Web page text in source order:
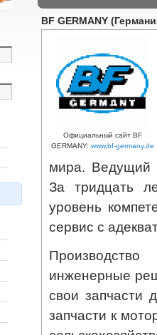
BF GERMANY
Официальный сайт BF
GERMANY: www.bf-germany.de
мира. Ведущий
За тридцать
уровень
сервис с
инженерные
свои запчасти
запчасти к